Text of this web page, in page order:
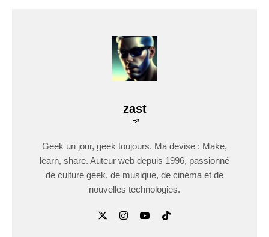
zast
Geek un jour, geek toujours. Ma devise : Make,
learn, share. Auteur web depuis 1996, passionné
de culture geek, de musique, de cinéma et de
nouvelles technologies.